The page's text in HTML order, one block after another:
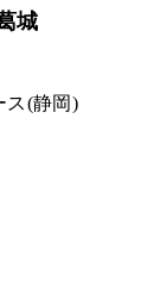
城
ス(静岡)